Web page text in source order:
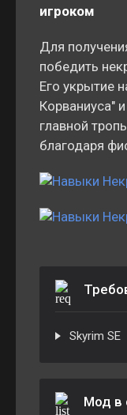
игроком
Для
победить
Его укрытие
Корваниуса"
главной
благодаря
Skyrim SE
Мод в